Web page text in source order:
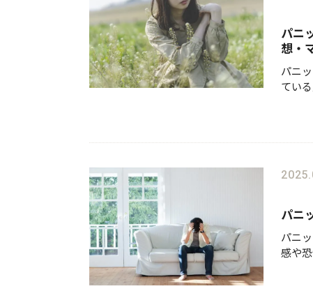
パニ
想・
パニ
てい
す。
発作
パニ
パニ
感や
るこ
す。